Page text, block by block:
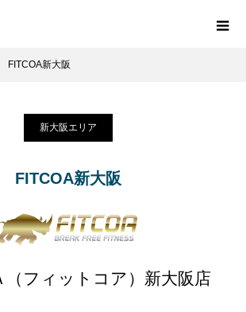
FITCOA新大阪
新大阪エリア
FITCOA新大阪
（フィットコア）新大阪店